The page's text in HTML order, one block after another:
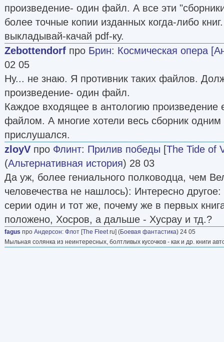
произведение- один файл. А все эти
более точные копии изданных когда-либо
выкладывай-качай pdf-ку.
Zebottendorf про Брин: Космическая опера
02 05
Ну... не знаю. Я противник таких файлов.
произведение- один файл.
Каждое входящее в антологию произведение
файлом. А многие хотели весь сборник
прислушался.
zloyV про Флинт: Прилив победы [The Tide of
(Альтернативная история) 28 03
Да уж, более гениального полководца, чем
человечества не нашлось): Интересно другое:
серии один и тот же, почему же в первых
положено, Хосров, а дальше - Хусрау и тд.?
fagus про Андерсон: Флот [The Fleetru] (Боевая фантастика) 24 05
Мыльная солянка из неинтересных, болтливых кусочков - как и др. книги